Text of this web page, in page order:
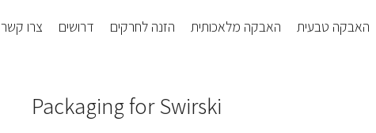
האבקה טבעית האבקה מלאכותית הזנה לחרקים דרושים צרו קשר
Packaging for Swirski